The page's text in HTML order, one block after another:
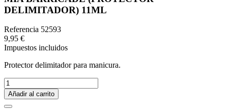
DELIMITADOR) 11ML
Referencia 52593
9,95 €
Impuestos incluidos
Protector delimitador para manicura.
Añadir al carrito